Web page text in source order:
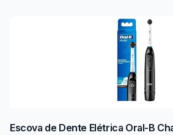
Escova de Dente Elétrica Oral-B